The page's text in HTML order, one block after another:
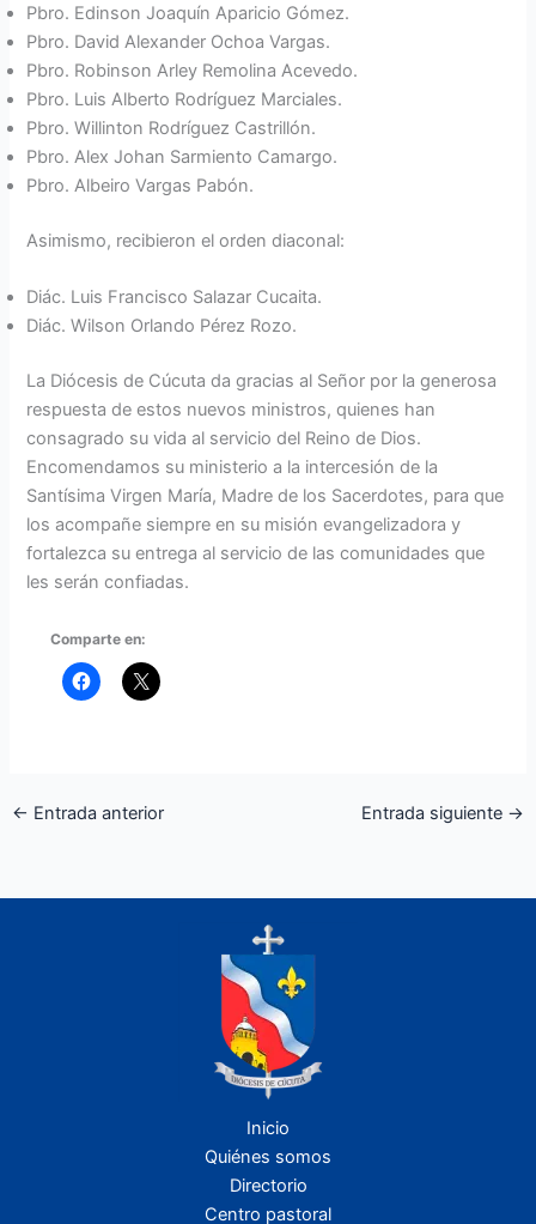
Pbro. Edinson Joaquín Aparicio Gómez.
Pbro. David Alexander Ochoa Vargas.
Pbro. Robinson Arley Remolina Acevedo.
Pbro. Luis Alberto Rodríguez Marciales.
Pbro. Willinton Rodríguez Castrillón.
Pbro. Alex Johan Sarmiento Camargo.
Pbro. Albeiro Vargas Pabón.
Asimismo, recibieron el orden diaconal:
Diác. Luis Francisco Salazar Cucaita.
Diác. Wilson Orlando Pérez Rozo.
La Diócesis de Cúcuta da gracias al Señor por la generosa
respuesta de estos nuevos ministros, quienes han
consagrado su vida al servicio del Reino de Dios.
Encomendamos su ministerio a la intercesión de la
Santísima Virgen María, Madre de los Sacerdotes, para que
los acompañe siempre en su misión evangelizadora y
fortalezca su entrega al servicio de las comunidades que
les serán confiadas.
Comparte en:
← Entrada anterior Entrada siguiente →
Inicio
Quiénes somos
Directorio
Centro pastoral